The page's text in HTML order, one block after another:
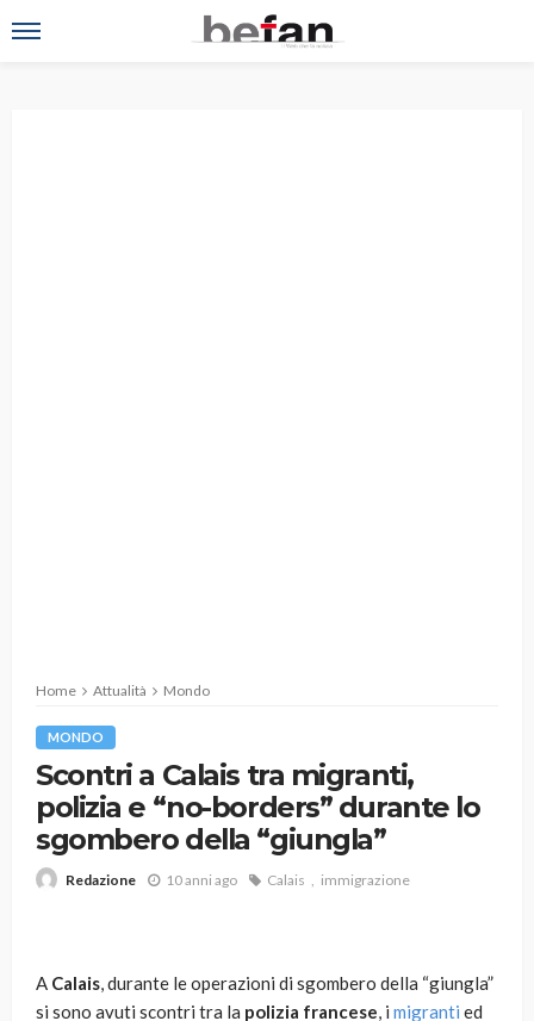
Home Attualità Mondo
MONDO
Scontri a Calais tra migranti,
polizia e “no-borders” durante lo
sgombero della “giungla”
Redazione 10 anni ago Calais immigrazione
A Calais, durante le operazioni di sgombero della “giungla”
si sono avuti scontri tra la polizia francese, i migranti ed